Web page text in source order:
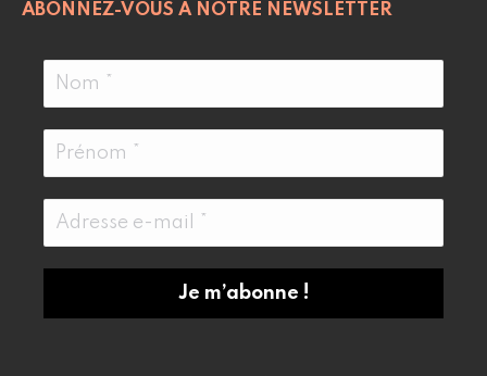
ABONNEZ-VOUS A NOTRE NEWSLETTER